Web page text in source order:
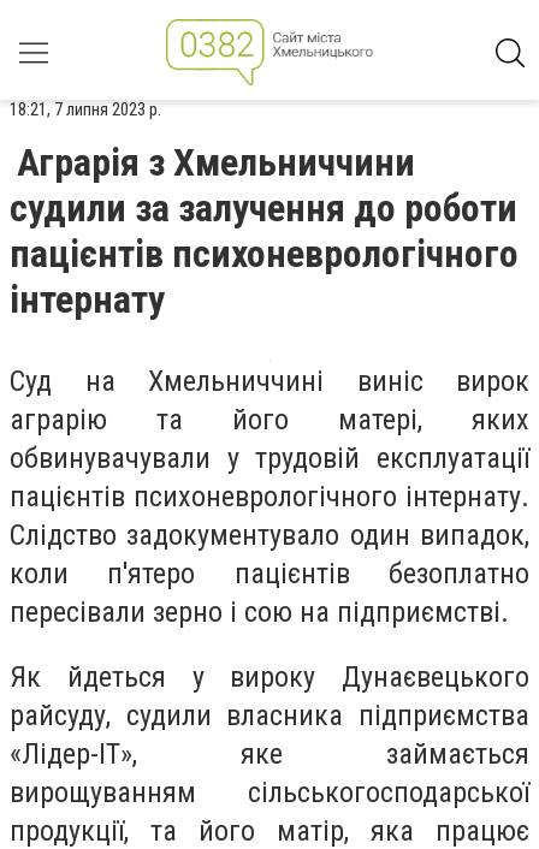
18:21, 7 липня 2023 р.
Аграрія з Хмельниччини
судили за залучення до роботи
пацієнтів психоневрологічного
інтернату
Суд на Хмельниччині виніс вирок
аграрію та його матері, яких
обвинувачували у трудовій експлуатації
пацієнтів психоневрологічного інтернату.
Слідство задокументувало один випадок,
коли п'ятеро пацієнтів безоплатно
пересівали зерно і сою на підприємстві.
Як йдеться у вироку Дунаєвецького
райсуду, судили власника підприємства
«Лідер-ІТ», яке займається
вирощуванням сільськогосподарської
продукції, та його матір, яка працює